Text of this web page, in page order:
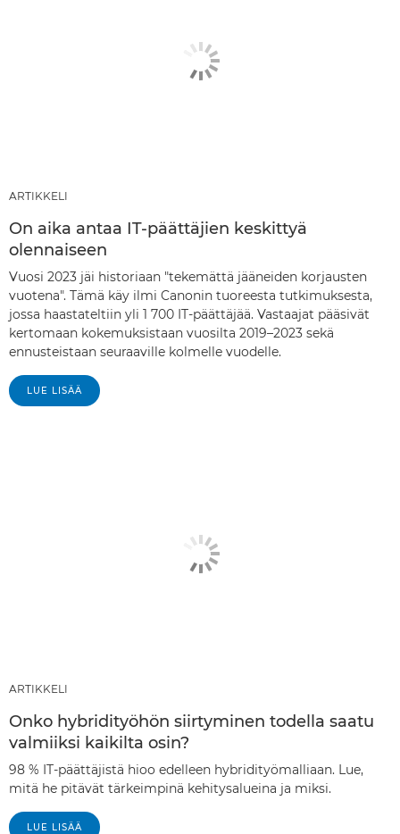
ARTIKKELI
On aika antaa IT-päättäjien keskittyä
olennaiseen
Vuosi 2023 jäi historiaan "tekemättä jääneiden korjausten
vuotena". Tämä käy ilmi Canonin tuoreesta tutkimuksesta,
jossa haastateltiin yli 1 700 IT-päättäjää. Vastaajat pääsivät
kertomaan kokemuksistaan vuosilta 2019–2023 sekä
ennusteistaan seuraaville kolmelle vuodelle.
LUE LISÄÄ
ARTIKKELI
Onko hybridityöhön siirtyminen todella saatu
valmiiksi kaikilta osin?
98 % IT-päättäjistä hioo edelleen hybridityömalliaan. Lue,
mitä he pitävät tärkeimpinä kehitysalueina ja miksi.
LUE LISÄÄ